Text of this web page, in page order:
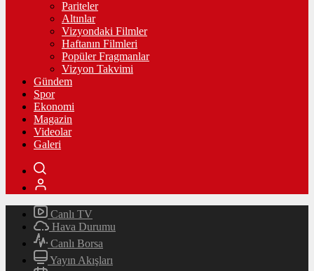
Pariteler
Altınlar
Vizyondaki Filmler
Haftanın Filmleri
Popüler Fragmanlar
Vizyon Takvimi
Gündem
Spor
Ekonomi
Magazin
Videolar
Galeri
Canlı TV
Hava Durumu
Canlı Borsa
Yayın Akışları